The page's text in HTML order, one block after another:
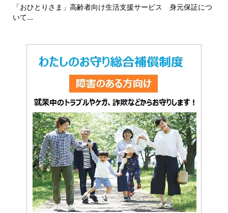
「おひとりさま」高齢者向け生活支援サービス 身元保証につ
いて...